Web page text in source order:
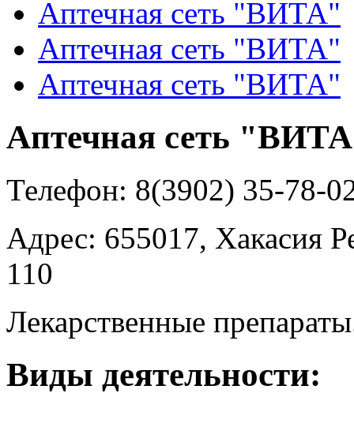
Аптечная сеть "ВИТА"
Аптечная сеть "ВИТА"
Аптечная сеть "ВИТА"
Аптечная сеть
Телефон: 8(3902) 35-78-
Адрес: 655017, Хакасия
110
Лекарственные
Виды деятельности: